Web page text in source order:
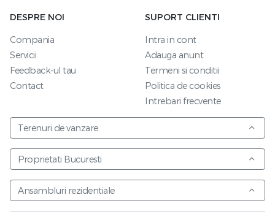
DESPRE NOI
Compania
Servicii
Feedback-ul tau
Contact
SUPORT CLIENTI
Intra in cont
Adauga anunt
Termeni si conditii
Politica de cookies
Intrebari frecvente
Terenuri de vanzare
Proprietati Bucuresti
Ansambluri rezidentiale